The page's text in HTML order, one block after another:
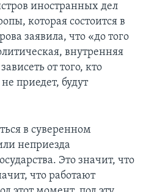
иностранных дел
которая состоится в
заявила, что «до того
внутренняя
от того, кто
приедет, будут
в суверенном
неприезда
Это значит, что
что работают